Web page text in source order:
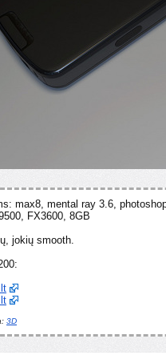
max8, mental ray 3.6,
FX3600, 8GB
jokių smooth.
3D